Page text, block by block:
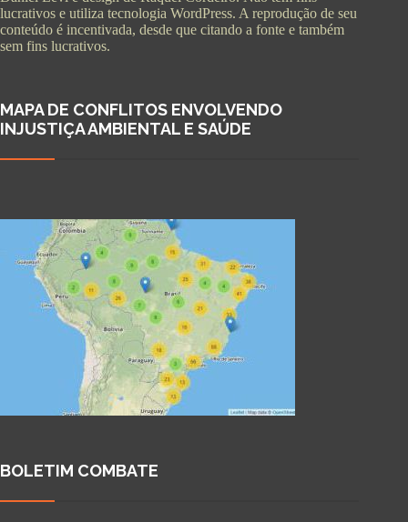
lucrativos e utiliza tecnologia WordPress. A reprodução de seu
conteúdo é incentivada, desde que citando a fonte e também
sem fins lucrativos.
MAPA DE CONFLITOS ENVOLVENDO
INJUSTIÇA AMBIENTAL E SAÚDE
BOLETIM COMBATE